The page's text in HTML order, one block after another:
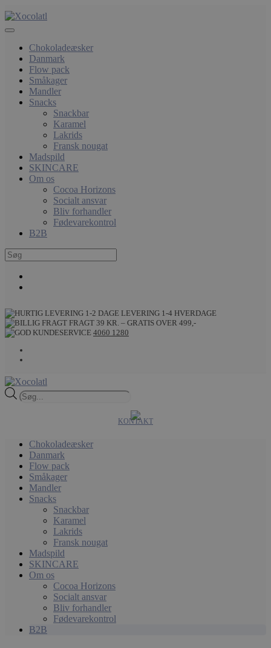
Chokoladeæsker
Danmark
Flow pack
Småkager
Mandler
Snacks
Snackbar
Karamel
Lakrids
Fransk nougat
Madspild
SKINCARE
Om os
Cocoa Horizons
Socialt ansvar
Bliv forhandler
Fødevarekontrol
B2B
LEVERING 1-4 HVERDAGE
FRAGT 39 KR. – GRATIS OVER 499,-
4060 1280
Products
search
KONTAKT
Chokoladeæsker
Danmark
Flow pack
Småkager
Mandler
Snacks
Snackbar
Karamel
Lakrids
Fransk nougat
Madspild
SKINCARE
Om os
Cocoa Horizons
Socialt ansvar
Bliv forhandler
Fødevarekontrol
B2B